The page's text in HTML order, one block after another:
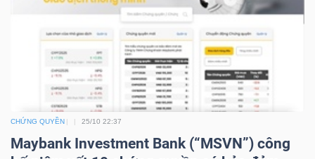
CHỨNG QUYỀN 25/10 22:37
Maybank Investment Bank (“MSVN”) công
TRUY
XUẤT
Ngành
(-)